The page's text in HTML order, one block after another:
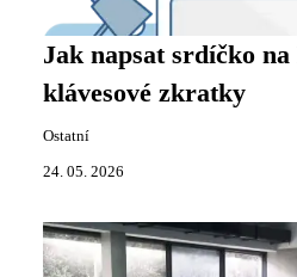
Jak napsat srdíčko na
klávesové zkratky
Ostatní
24. 05. 2026